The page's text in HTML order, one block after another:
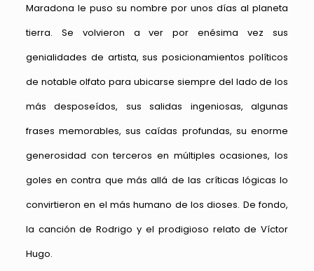
Maradona le puso su nombre por unos días al planeta
tierra. Se volvieron a ver por enésima vez sus
genialidades de artista, sus posicionamientos políticos
de notable olfato para ubicarse siempre del lado de los
más desposeídos, sus salidas ingeniosas, algunas
frases memorables, sus caídas profundas, su enorme
generosidad con terceros en múltiples ocasiones, los
goles en contra que más allá de las críticas lógicas lo
convirtieron en el más humano de los dioses. De fondo,
la canción de Rodrigo y el prodigioso relato de Víctor
Hugo.